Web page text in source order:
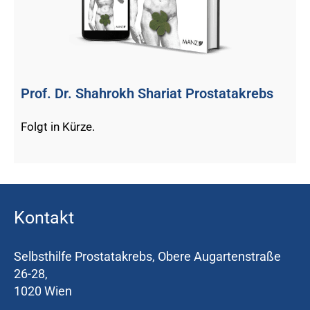
Prof. Dr. Shahrokh Shariat Prostatakrebs
Folgt in Kürze.
Kontakt
Selbsthilfe Prostatakrebs, Obere Augartenstraße
26-28,
1020 Wien